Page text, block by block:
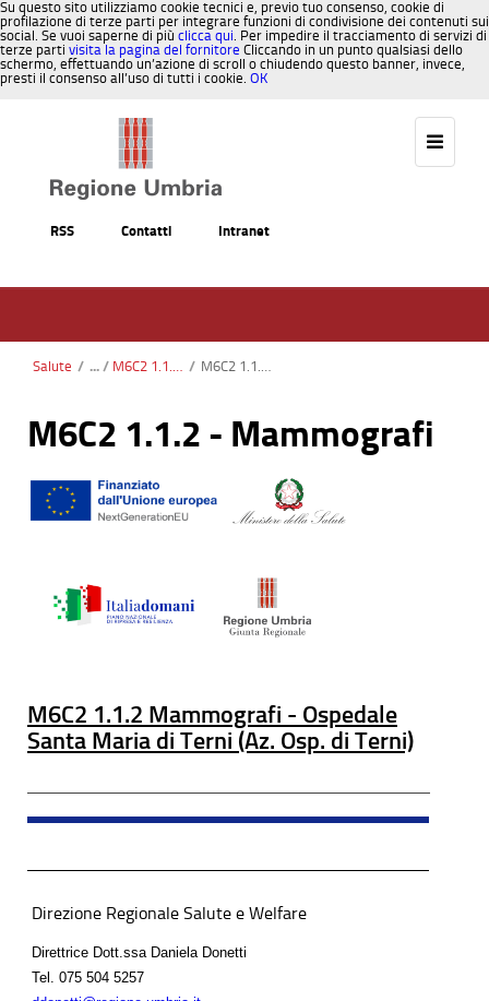
Su questo sito utilizziamo cookie tecnici e, previo tuo consenso, cookie di
profilazione di terze parti per integrare funzioni di condivisione dei contenuti sui
social. Se vuoi saperne di più clicca qui. Per impedire il tracciamento di servizi di
terze parti visita la pagina del fornitore Cliccando in un punto qualsiasi dello
schermo, effettuando un’azione di scroll o chiudendo questo banner, invece,
presti il consenso all’uso di tutti i cookie. OK
RSS Contatti Intranet
Salute / M6C2 1.1.2 Ammodernamento del parco tecnologico e digitale ospedaliero (Grandi Apparecchiature) / M6C2 1.1.2 - Mammografi
M6C2 1.1.2 - Mammografi
M6C2 1.1.2 Mammografi - Ospedale
Santa Maria di Terni (Az. Osp. di Terni)
Direzione Regionale Salute e Welfare
Direttrice Dott.ssa Daniela Donetti
Tel.
075 504 5257